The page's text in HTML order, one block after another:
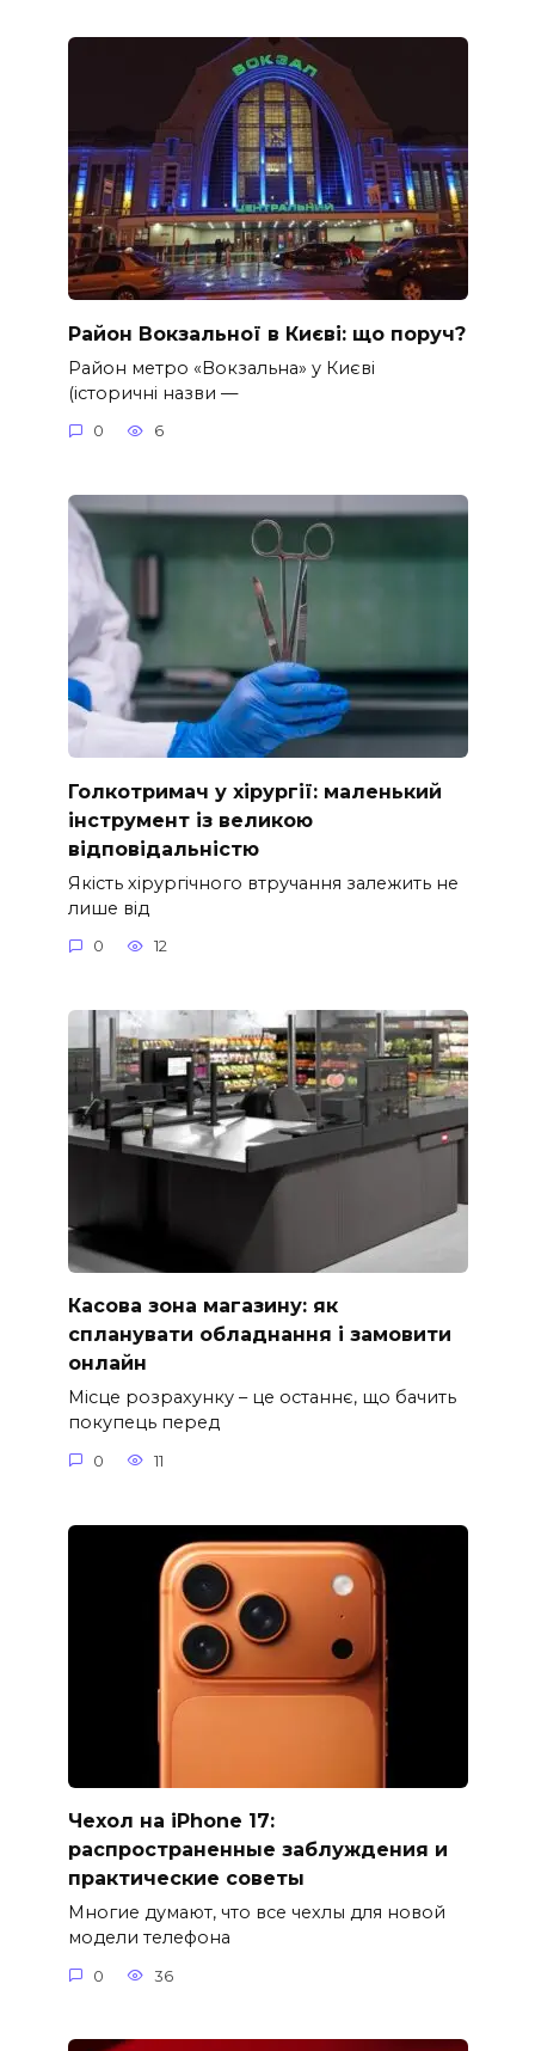
Район Вокзальної в Києві: що поруч?
Район метро «Вокзальна» у Києві
(історичні назви —
0 6
Голкотримач у хірургії: маленький
інструмент із великою
відповідальністю
Якість хірургічного втручання залежить не
лише від
0 12
Касова зона магазину: як
спланувати обладнання і замовити
онлайн
Місце розрахунку – це останнє, що бачить
покупець перед
0 11
Чехол на iPhone 17:
распространенные заблуждения и
практические советы
Многие думают, что все чехлы для новой
модели телефона
0 36